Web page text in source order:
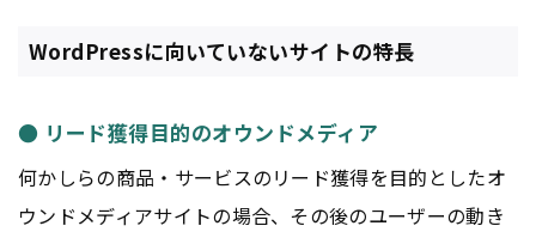
WordPressに向いていないサイトの特長
● リード獲得目的のオウンドメディア
何かしらの商品・サービスのリード獲得を目的としたオ
ウンドメディアサイトの場合、その後のユーザーの動き